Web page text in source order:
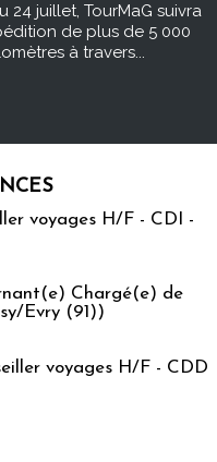
24 juillet, TourMaG suivra
de plus de 5 000
à travers...
voyages H/F - CDI -
Chargé(e) de
Evry (91))
voyages H/F - CDD